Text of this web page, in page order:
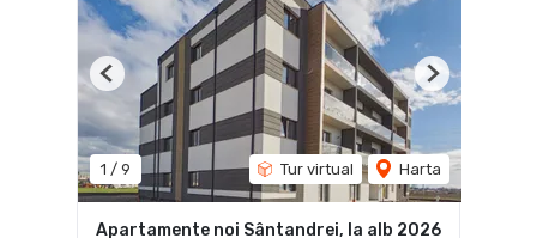
1 / 9 Tur virtual Harta
Previous Next
Apartamente noi Sântandrei, la alb 2026